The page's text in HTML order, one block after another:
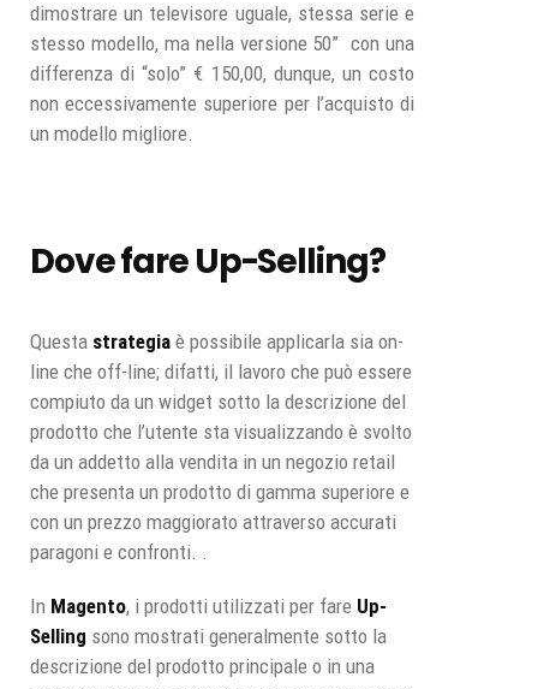
dimostrare un televisore uguale, stessa serie e
stesso modello, ma nella versione 50” con una
differenza di “solo” € 150,00, dunque, un costo
non eccessivamente superiore per l’acquisto di
un modello migliore.
Dove fare Up-Selling?
Questa strategia è possibile applicarla sia on-
line che off-line; difatti, il lavoro che può essere
compiuto da un widget sotto la descrizione del
prodotto che l’utente sta visualizzando è svolto
da un addetto alla vendita in un negozio retail
che presenta un prodotto di gamma superiore e
con un prezzo maggiorato attraverso accurati
paragoni e confronti. .
In Magento, i prodotti utilizzati per fare Up-
Selling sono mostrati generalmente sotto la
descrizione del prodotto principale o in una